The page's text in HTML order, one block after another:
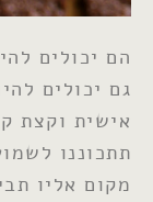
הם יכולים
גם יכולים
אישית וקצת
תתכוננו
מקום אליו